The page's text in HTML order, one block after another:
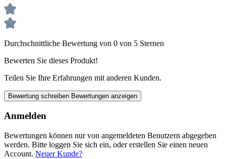
Durchschnittliche Bewertung von 0 von 5 Sternen
Bewerten Sie dieses Produkt!
Teilen Sie Ihre Erfahrungen mit anderen Kunden.
Bewertung schreiben Bewertungen anzeigen
Anmelden
Bewertungen können nur von angemeldeten Benutzern abgegeben
werden. Bitte loggen Sie sich ein, oder erstellen Sie einen neuen
Account. Neuer Kunde?